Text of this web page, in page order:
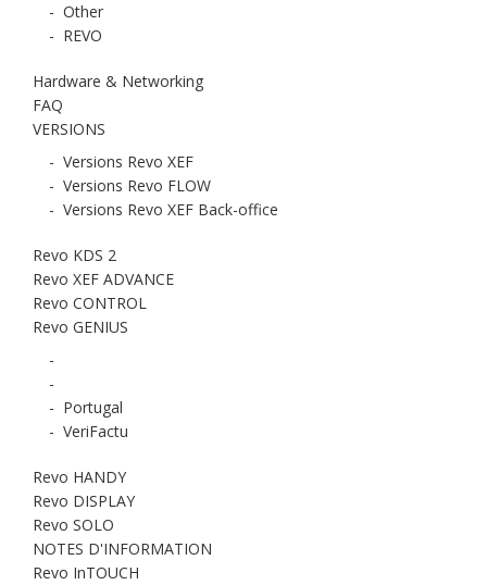
- Other
- REVO
Hardware & Networking
FAQ
VERSIONS
- Versions Revo XEF
- Versions Revo FLOW
- Versions Revo XEF Back-office
Revo KDS 2
Revo XEF ADVANCE
Revo CONTROL
Revo GENIUS
-
-
- Portugal
- VeriFactu
Revo HANDY
Revo DISPLAY
Revo SOLO
NOTES D'INFORMATION
Revo InTOUCH